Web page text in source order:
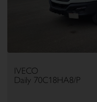
IVECO
Daily 70C18HA8/P